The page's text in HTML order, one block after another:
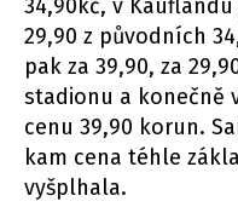
34,90kč, v
29,90 z původních
pak za 39,90, za
stadionu a konečně
cenu 39,90 korun.
kam cena téhle
vyšplhala.